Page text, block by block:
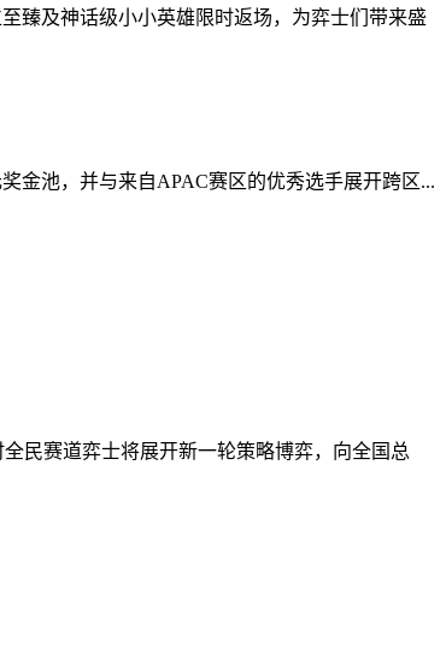
臻及神话级小小英雄限时返场，为弈士们带来盛
金池，并与来自APAC赛区的优秀选手展开跨区...
民赛道弈士将展开新一轮策略博弈，向全国总